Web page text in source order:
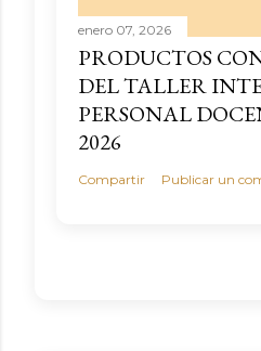
enero 07, 2026
PRODUCTOS
DEL TALLER
PERSONAL
2026
Compartir Publicar un